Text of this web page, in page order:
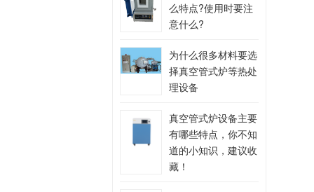
么特点?使用时要注
意什么?
为什么很多材料要选
择真空管式炉等热处
理设备
真空管式炉设备主要
有哪些特点，你不知
道的小知识，建议收
藏！